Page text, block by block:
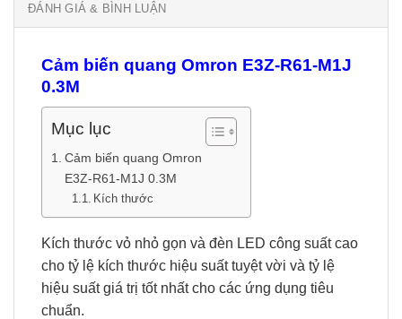
ĐÁNH GIÁ & BÌNH LUẬN
Cảm biến quang Omron E3Z-R61-M1J
0.3M
Mục lục
Cảm biến quang Omron
E3Z-R61-M1J 0.3M
Kích thước
Kích thước vỏ nhỏ gọn và đèn LED công suất cao
cho tỷ lệ kích thước hiệu suất tuyệt vời và tỷ lệ
hiệu suất giá trị tốt nhất cho các ứng dụng tiêu
chuẩn.